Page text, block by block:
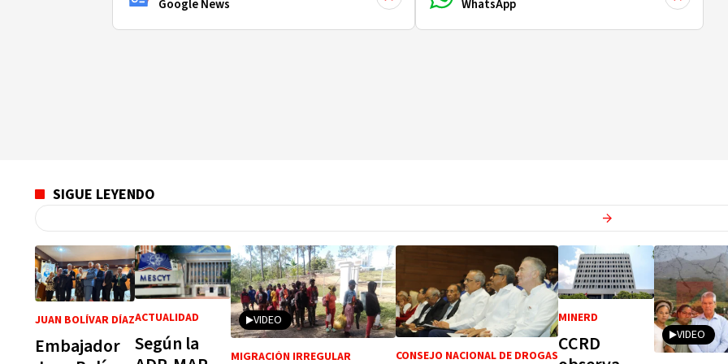
Google News
WhatsApp
SIGUE LEYENDO
Actualidad
JUAN BOLÍVAR DÍAZ
Embajador
ACTUALIDAD
Según la
VIDEO
MIGRACIÓN IRREGULAR CONSEJO NACIONAL DE DROGAS
MINERD
CCRD
VIDEO